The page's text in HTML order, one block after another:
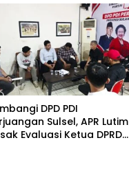
Kepemimpinan
DPD PDI
Sulsel, APR Lutim
Evaluasi Ketua DPRD